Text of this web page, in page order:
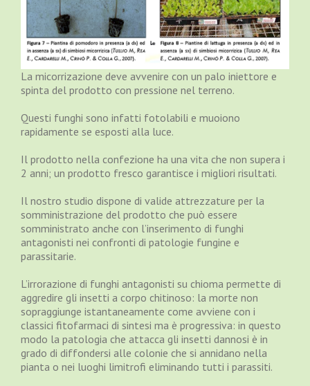
La micorrizazione deve avvenire con un palo iniettore e
spinta del prodotto con pressione nel terreno.
Questi funghi sono infatti fotolabili e muoiono
rapidamente se esposti alla luce.
Il prodotto nella confezione ha una vita che non supera i
2 anni; un prodotto fresco garantisce i migliori risultati.
Il nostro studio dispone di valide attrezzature per la
somministrazione del prodotto che può essere
somministrato anche con l’inserimento di funghi
antagonisti nei confronti di patologie fungine e
parassitarie.
L’irrorazione di funghi antagonisti su chioma permette di
aggredire gli insetti a corpo chitinoso: la morte non
sopraggiunge istantaneamente come avviene con i
classici fitofarmaci di sintesi ma è progressiva: in questo
modo la patologia che attacca gli insetti dannosi è in
grado di diffondersi alle colonie che si annidano nella
pianta o nei luoghi limitrofi eliminando tutti i parassiti.